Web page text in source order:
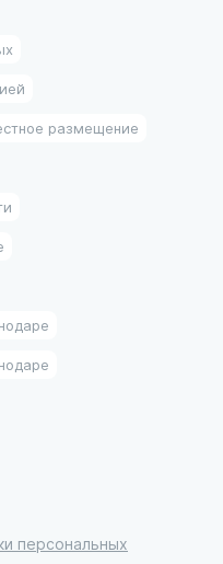
размещение
персональных